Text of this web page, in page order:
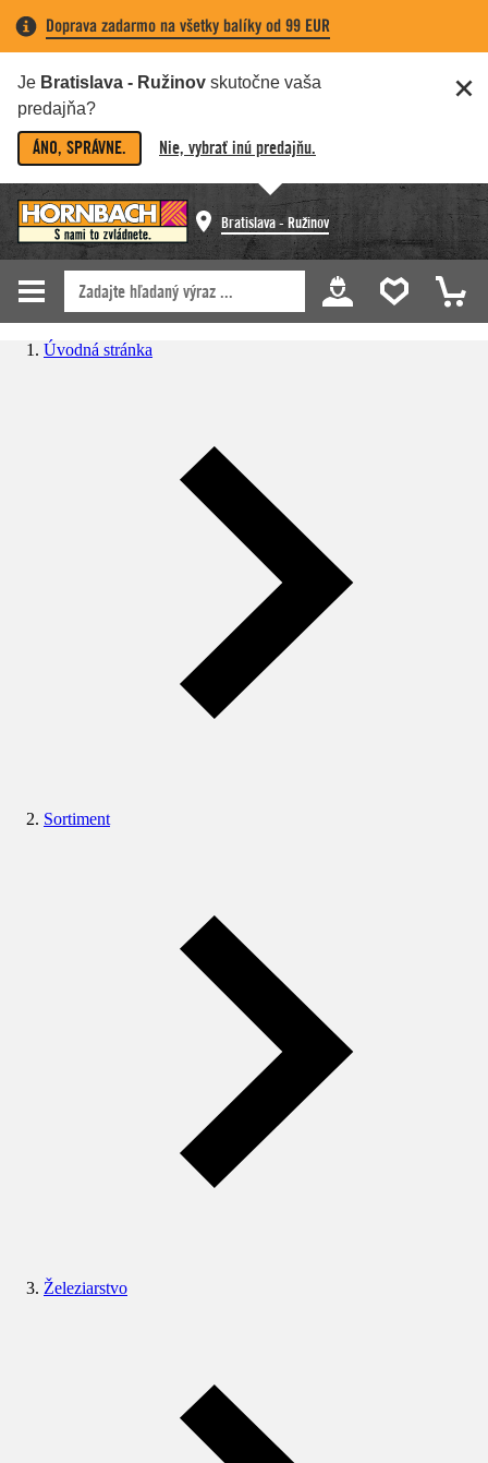
Doprava zadarmo na všetky balíky od 99 EUR
Je Bratislava - Ružinov skutočne vaša
predajňa?
ÁNO, SPRÁVNE. Nie, vybrať inú predajňu.
Bratislava - Ružinov
Úvodná stránka
Sortiment
Železiarstvo